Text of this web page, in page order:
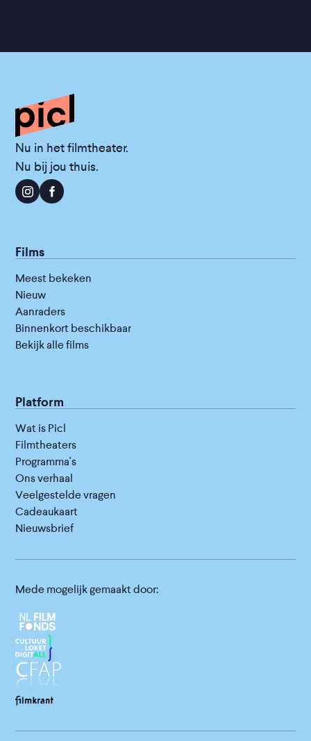
Nu in het filmtheater.
Nu bij jou thuis.
Films
Meest bekeken
Nieuw
Aanraders
Binnenkort beschikbaar
Bekijk alle films
Platform
Wat is Picl
Filmtheaters
Programma's
Ons verhaal
Veelgestelde vragen
Cadeaukaart
Nieuwsbrief
Mede mogelijk gemaakt door: